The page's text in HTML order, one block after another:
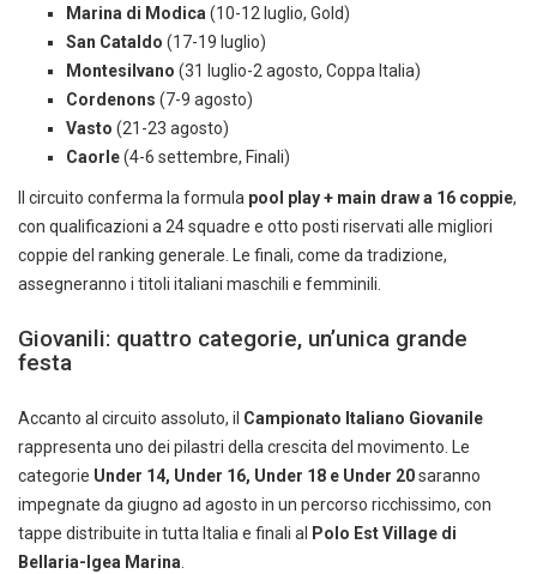
Marina di Modica (10-12 luglio, Gold)
San Cataldo (17-19 luglio)
Montesilvano (31 luglio-2 agosto, Coppa Italia)
Cordenons (7-9 agosto)
Vasto (21-23 agosto)
Caorle(4-6 settembre, Finali)
Il circuito conferma la formula pool play + main draw a 16 coppie,
con qualificazioni a 24 squadre e otto posti riservati alle migliori
coppie del ranking generale. Le finali, come da tradizione,
assegneranno i titoli italiani maschili e femminili.
Giovanili: quattro categorie, un’unica grande
festa
Accanto al circuito assoluto, il Campionato Italiano Giovanile
rappresenta uno dei pilastri della crescita del movimento. Le
categorie Under 14, Under 16, Under 18 e Under 20saranno
impegnate da giugno ad agosto in un percorso ricchissimo, con
tappe distribuite in tutta Italia e finali al
Polo Est Village di
Bellaria-Igea Marina